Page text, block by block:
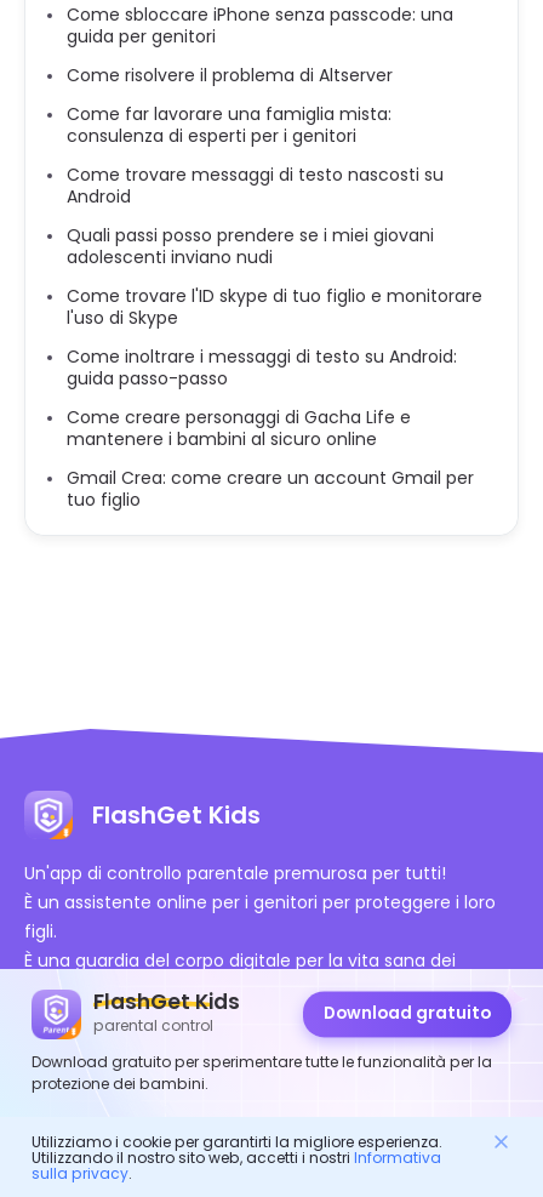
Come sbloccare iPhone senza passcode: una
guida per genitori
Come risolvere il problema di Altserver
Come far lavorare una famiglia mista:
consulenza di esperti per i genitori
Come trovare messaggi di testo nascosti su
Android
Quali passi posso prendere se i miei giovani
adolescenti inviano nudi
Come trovare l'ID skype di tuo figlio e monitorare
l'uso di Skype
Come inoltrare i messaggi di testo su Android:
guida passo-passo
Come creare personaggi di Gacha Life e
mantenere i bambini al sicuro online
Gmail Crea: come creare un account Gmail per
tuo figlio
FlashGet Kids
parental control
Download gratuito
Download gratuito per sperimentare tutte le funzionalità per la
protezione dei bambini.
FlashGet Kids
Un'app di controllo parentale premurosa per tutti!
È un assistente online per i genitori per proteggere i loro
figli.
È una guardia del corpo digitale per la vita sana dei
bambini.
Certificazioni Autorizzate
Utilizziamo i cookie per garantirti la migliore esperienza.
Utilizzando il nostro sito web, accetti i nostri Informativa
sulla privacy.